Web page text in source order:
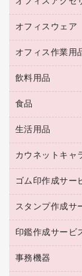
ＵＳＢハブ
ＯＡフィルタ
ＯＡクリー
ＨＤＤ／ＳＳ
ディスプレ
ロッカー・
その他収納
オフィスア
オフィスウェア
医療・介護
ブラウス・
アウター
オフィス作業用
養生用品
防災用備蓄
台車・脚立
倉庫収納用
作業用雑貨
梱包用品
梱包用テー
飲料用品
緑茶飲料
茶葉・イン
紅茶・バラ
レギュラー
ミルク・シ
ソフトドリ
コーヒーメ
インスタン
食品
食品
生活用品
浴室用品
台所用洗剤
掃除用品
掃除用洗剤
洗濯用品
消臭・芳香
カウネットキャ
カウネット
ゴム印作成サー
ゴム印作成
ゴム印（一
ゴム印（フ
スタンプ作成サ
シヤチハタ
カウネット
印鑑作成サービ
印鑑作成サ
事務機器